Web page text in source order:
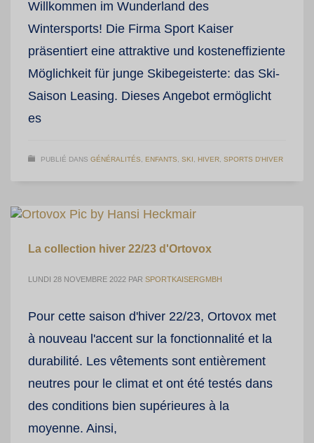
Willkommen im Wunderland des
Wintersports! Die Firma Sport Kaiser
präsentiert eine attraktive und kosteneffiziente
Möglichkeit für junge Skibegeisterte: das Ski-
Saison Leasing. Dieses Angebot ermöglicht
es
PUBLIÉ DANS GÉNÉRALITÉS, ENFANTS, SKI, HIVER, SPORTS D'HIVER
La collection hiver 22/23 d'Ortovox
LUNDI 28 NOVEMBRE 2022 PAR SPORTKAISERGMBH
Pour cette saison d'hiver 22/23, Ortovox met
à nouveau l'accent sur la fonctionnalité et la
durabilité. Les vêtements sont entièrement
neutres pour le climat et ont été testés dans
des conditions bien supérieures à la
moyenne. Ainsi,